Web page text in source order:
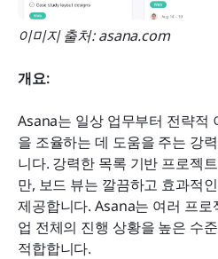
이미지 출처: asana.com
개요:
Asana는 일상 업무부터 전략적
을 조율하는 데 도움을 주는 강
니다. 강력한 목록 기반 프로젝
만, 보드 뷰는 깔끔하고 효과적인
제공합니다. Asana는 여러 프
업 전체의 진행 상황을 높은 수
적합합니다.